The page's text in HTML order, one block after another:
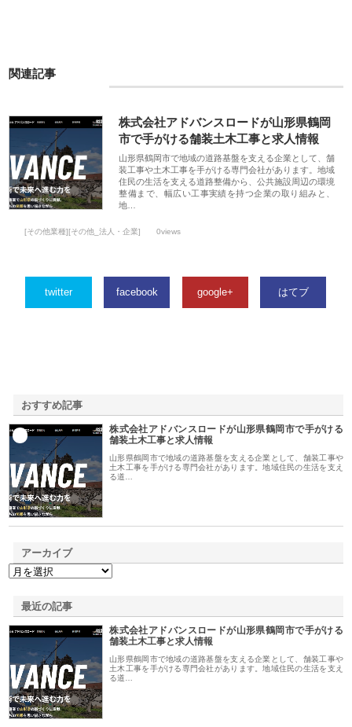
関連記事
株式会社アドバンスロードが山形県鶴岡
市で手がける舗装土木工事と求人情報
山形県鶴岡市で地域の道路基盤を支える企業として、舗
装工事や土木工事を手がける専門会社があります。地域
住民の生活を支える道路整備から、公共施設周辺の環境
整備まで、幅広い工事実績を持つ企業の取り組みと、
地…
[その他業種][その他_法人・企業] 0views
twitter facebook google+ はてブ
おすすめ記事
株式会社アドバンスロードが山形県鶴岡市で手がける
舗装土木工事と求人情報
山形県鶴岡市で地域の道路基盤を支える企業として、舗装工事や
土木工事を手がける専門会社があります。地域住民の生活を支え
る道…
アーカイブ
最近の記事
株式会社アドバンスロードが山形県鶴岡市で手がける
舗装土木工事と求人情報
山形県鶴岡市で地域の道路基盤を支える企業として、舗装工事や
土木工事を手がける専門会社があります。地域住民の生活を支え
る道…